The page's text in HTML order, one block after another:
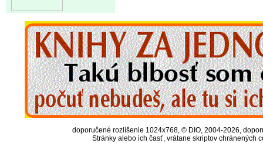
doporučené rozlíšenie 1024x768, © DIO, 2004-2026,
Stránky alebo ich časť, vrátane skriptov chránených